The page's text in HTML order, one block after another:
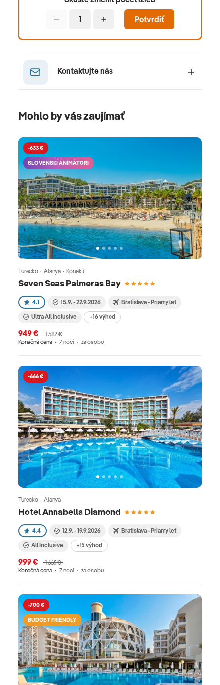
Potvrdiť
Kontaktujte nás
Mohlo by vás zaujímať
-633 €
SLOVENSKÍ ANIMÁTORI
Seven Seas Palmeras Bay
Turecko · Alanya · Konakli
4.1 15.9. - 22.9.2026 Bratislava - Priamy let
Ultra All Inclusive +16 výhod
949 €
1 582 €
Konečná cena
7 nocí za osobu
-666 €
Hotel Annabella Diamond
Turecko · Alanya
4.4 12.9. - 19.9.2026 Bratislava - Priamy let
All Inclusive +15 výhod
999 €
1 665 €
Konečná cena
7 nocí za osobu
-700 €
BUDGET FRIENDLY